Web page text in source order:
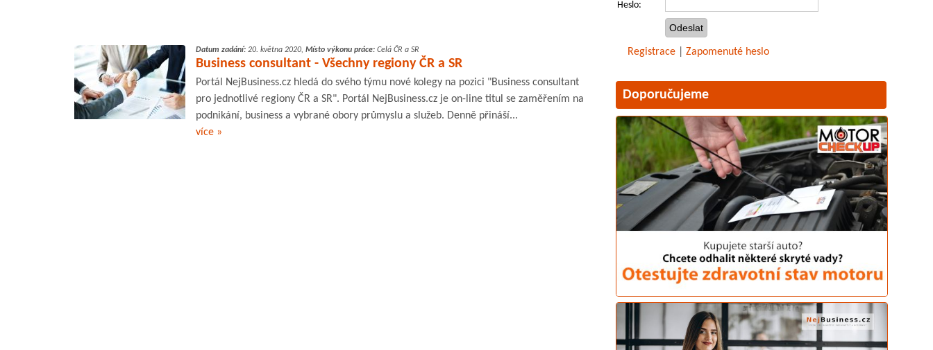
Datum zadání: 20. května 2020, Místo výkonu práce: Celá ČR a SR
Business consultant - Všechny regiony ČR a SR
Portál NejBusiness.cz hledá do svého týmu nové kolegy na pozici "Business consultant
pro jednotlivé regiony ČR a SR". Portál NejBusiness.cz je on-line titul se zaměřením na
podnikání, business a vybrané obory průmyslu a služeb. Denně přináší...
více »
Heslo:
Registrace Zapomenuté heslo
Doporučujeme